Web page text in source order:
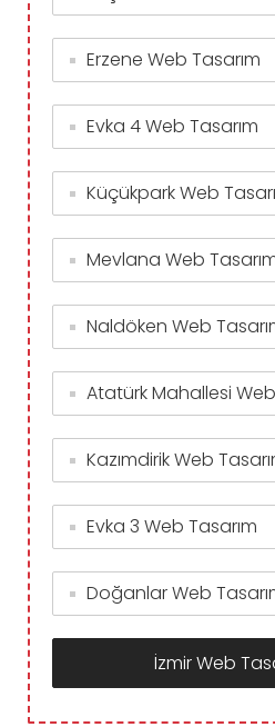
Erzene Web Tasarım
Evka 4 Web Tasarım
Küçükpark Web
Mevlana Web
Naldöken Web
Atatürk Mahallesi
Kazımdirik Web
Evka 3 Web Tasarım
Doğanlar Web
İzmir Web